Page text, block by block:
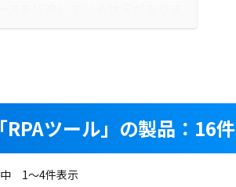
合わず、マニュアルオペレーシ
おり、その業務量は膨大でし
い状態でした。さらに、映像配
ず、一部の業務はマニュアル
「RPAツール」の製品：16件
1～4件表示